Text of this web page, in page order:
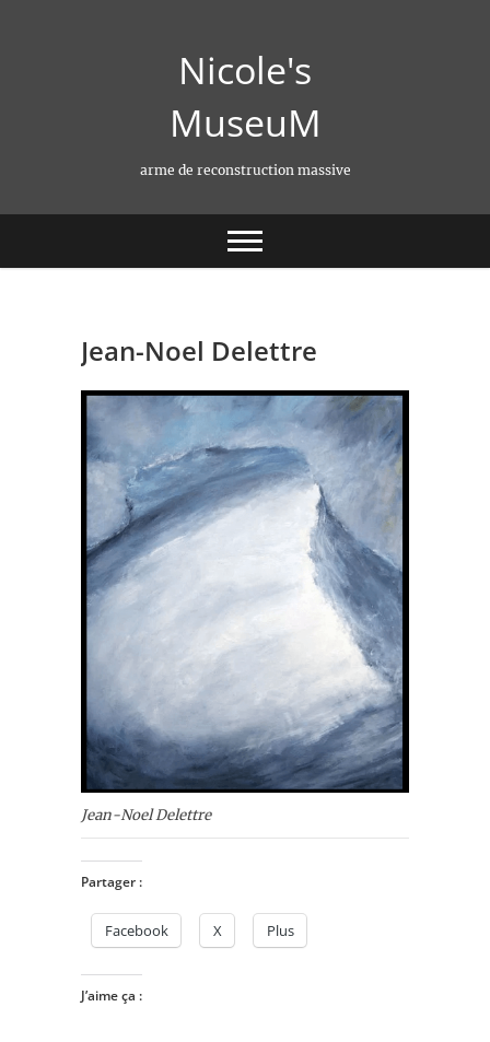
Nicole's
MuseuM
arme de reconstruction massive
Jean-Noel Delettre
Jean-Noel Delettre
Partager :
Facebook X Plus
J’aime ça :